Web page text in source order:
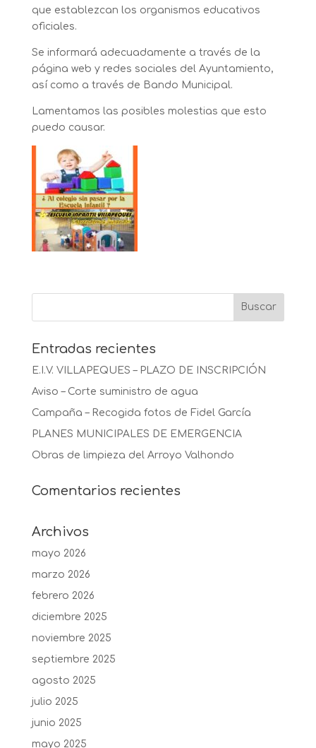
que establezcan los organismos educativos
oficiales.
Se informará adecuadamente a través de la
página web y redes sociales del Ayuntamiento,
así como a través de Bando Municipal.
Lamentamos las posibles molestias que esto
puedo causar.
Entradas recientes
E.I.V. VILLAPEQUES – PLAZO DE INSCRIPCIÓN
Aviso – Corte suministro de agua
Campaña – Recogida fotos de Fidel García
PLANES MUNICIPALES DE EMERGENCIA
Obras de limpieza del Arroyo Valhondo
Comentarios recientes
Archivos
mayo 2026
marzo 2026
febrero 2026
diciembre 2025
noviembre 2025
septiembre 2025
agosto 2025
julio 2025
junio 2025
mayo 2025